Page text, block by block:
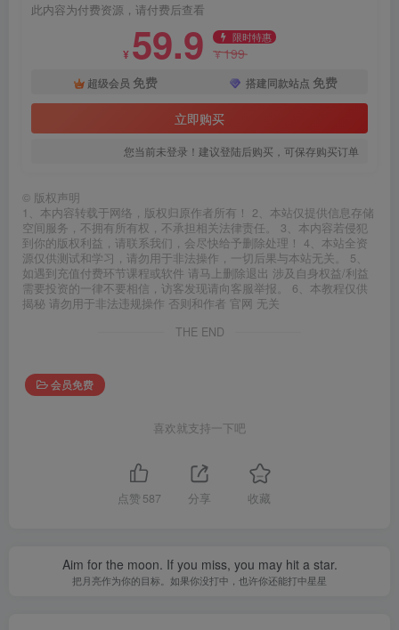
此内容为付费资源，请付费后查看
¥ 59.9 限时特惠
¥199
超级会员 免费 搭建同款站点 免费
立即购买
您当前未登录！建议登陆后购买，可保存购买订单
© 版权声明
1、本内容转载于网络，版权归原作者所有！ 2、本站仅提供信息存储
空间服务，不拥有所有权，不承担相关法律责任。 3、本内容若侵犯
到你的版权利益，请联系我们，会尽快给予删除处理！ 4、本站全资
源仅供测试和学习，请勿用于非法操作，一切后果与本站无关。 5、
如遇到充值付费环节课程或软件 请马上删除退出 涉及自身权益/利益
需要投资的一律不要相信，访客发现请向客服举报。 6、本教程仅供
揭秘 请勿用于非法违规操作 否则和作者 官网 无关
THE END
会员免费
喜欢就支持一下吧
点赞 587 分享 收藏
Aim for the moon. If you miss, you may hit a star.
把月亮作为你的目标。如果你没打中，也许你还能打中星星